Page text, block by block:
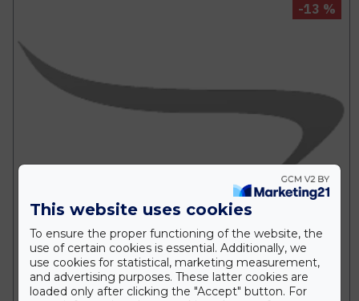
-13 %
This website uses cookies
To ensure the proper functioning of the website, the
use of certain cookies is essential. Additionally, we
use cookies for statistical, marketing measurement,
and advertising purposes. These latter cookies are
loaded only after clicking the "Accept" button. For